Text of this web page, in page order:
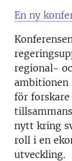
En ny
regional-
för
nytt kring
roll i en
utveckling.